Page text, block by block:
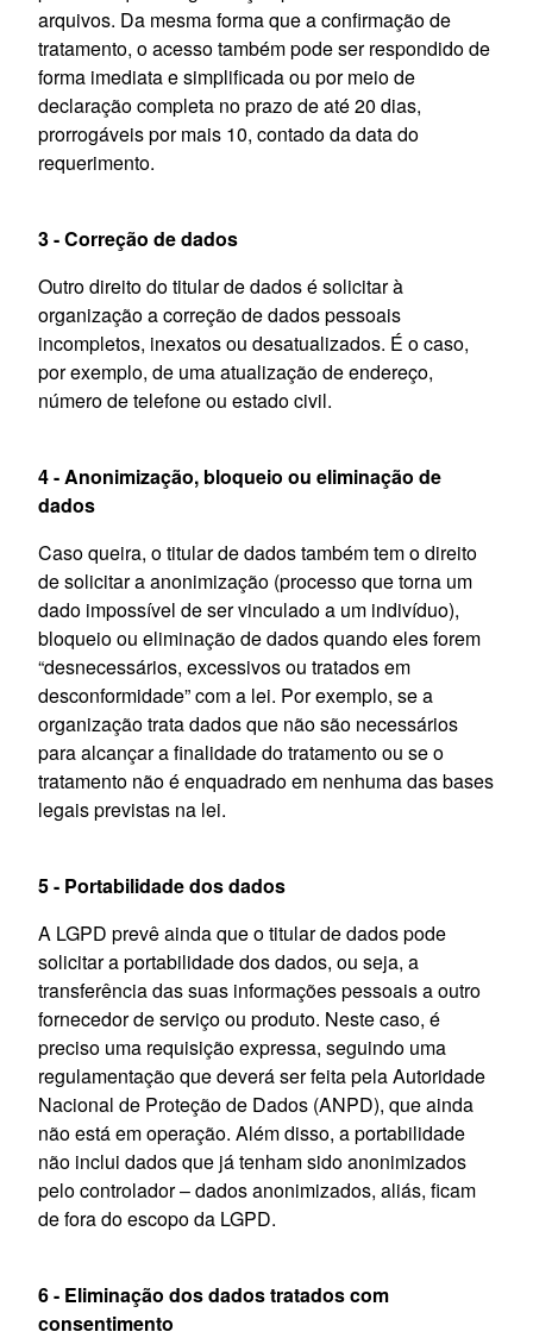
arquivos. Da mesma forma que a confirmação de
tratamento, o acesso também pode ser respondido de
forma imediata e simplificada ou por meio de
declaração completa no prazo de até 20 dias,
prorrogáveis por mais 10, contado da data do
requerimento.
3 - Correção de dados
Outro direito do titular de dados é solicitar à
organização a correção de dados pessoais
incompletos, inexatos ou desatualizados. É o caso,
por exemplo, de uma atualização de endereço,
número de telefone ou estado civil.
4 - Anonimização, bloqueio ou eliminação de
dados
Caso queira, o titular de dados também tem o direito
de solicitar a anonimização (processo que torna um
dado impossível de ser vinculado a um indivíduo),
bloqueio ou eliminação de dados quando eles forem
“desnecessários, excessivos ou tratados em
desconformidade” com a lei. Por exemplo, se a
organização trata dados que não são necessários
para alcançar a finalidade do tratamento ou se o
tratamento não é enquadrado em nenhuma das bases
legais previstas na lei.
5 - Portabilidade dos dados
A LGPD prevê ainda que o titular de dados pode
solicitar a portabilidade dos dados, ou seja, a
transferência das suas informações pessoais a outro
fornecedor de serviço ou produto. Neste caso, é
preciso uma requisição expressa, seguindo uma
regulamentação que deverá ser feita pela Autoridade
Nacional de Proteção de Dados (ANPD), que ainda
não está em operação. Além disso, a portabilidade
não inclui dados que já tenham sido anonimizados
pelo controlador – dados anonimizados, aliás, ficam
de fora do escopo da LGPD.
6 - Eliminação dos dados tratados com
consentimento